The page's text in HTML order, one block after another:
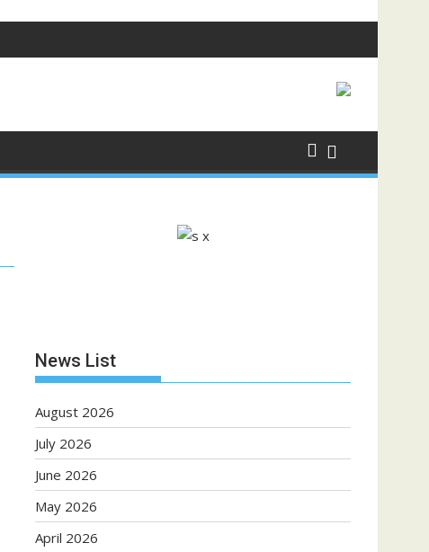
News List
August 2026
July 2026
June 2026
May 2026
April 2026